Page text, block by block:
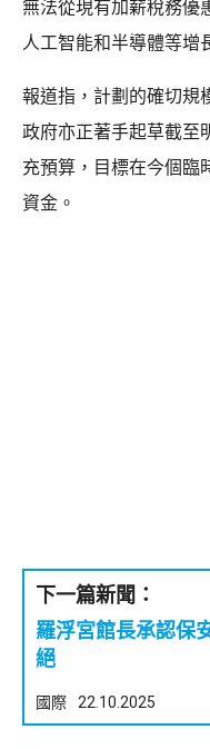
無法從現有加薪稅務優
人工智能和半導體等增
報道指，計劃的確切規
政府亦正著手起草截至
充預算，目標在今個臨
資金。
下一篇新聞：
羅浮宮館長承認
絕
國際 22.10.2025